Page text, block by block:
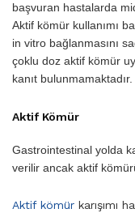
başvuran hastalarda
Aktif kömür kullanımı
in vitro bağlanmasını
çoklu doz aktif kömür
kanıt bulunmamaktadır.
Aktif Kömür
Gastrointestinal yolda
verilir ancak aktif
Aktif kömür karışımı